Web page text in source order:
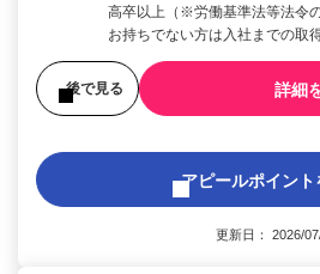
高卒以上（※労働基準法等法令
お持ちでない方は入社までの取
後で見る 詳細
アピールポイント
更新日： 2026/